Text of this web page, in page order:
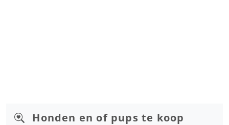
Honden en of pups te koop